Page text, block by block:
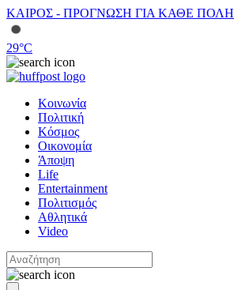
ΚΑΙΡΟΣ - ΠΡΟΓΝΩΣΗ ΓΙΑ ΚΑΘΕ ΠΟΛΗ
29°C
Κοινωνία
Πολιτική
Κόσμος
Οικονομία
Άποψη
Life
Entertainment
Πολιτισμός
Αθλητικά
Video